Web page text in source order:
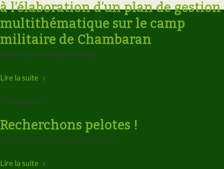
à l’élaboration d’un plan de gestion
multithématique sur le camp
militaire de Chambaran
ARCHIVES, ARTICLES ARCHIVES
Lire la suite
7 FÉVRIER 2017
Recherchons pelotes !
RÉSERVE NATURELLE DU GRAND-LEMPS
Lire la suite